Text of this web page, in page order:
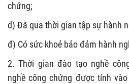
chứng;
d) Đã qua thời gian tập sự hành
đ) Có sức khoẻ bảo đảm hành
2. Thời gian đào tạo nghề
nghề công chứng được tính